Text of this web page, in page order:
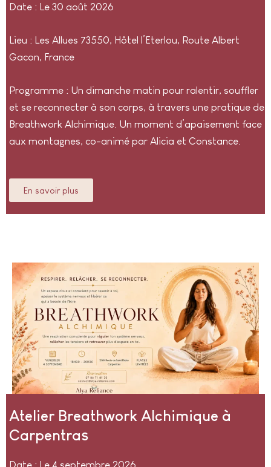
Date : Le 30 août 2026
Lieu : Les Allues 73550, Hôtel l’Eterlou, Route Albert
Gacon, France
Programme : Un dimanche matin pour ralentir, souffler
et se reconnecter à son corps, à travers une pratique de
Breathwork Alchimique. Un moment d’apaisement face
aux montagnes, co-animé par Alicia et Constance.
En savoir plus
Atelier Breathwork Alchimique à
Carpentras